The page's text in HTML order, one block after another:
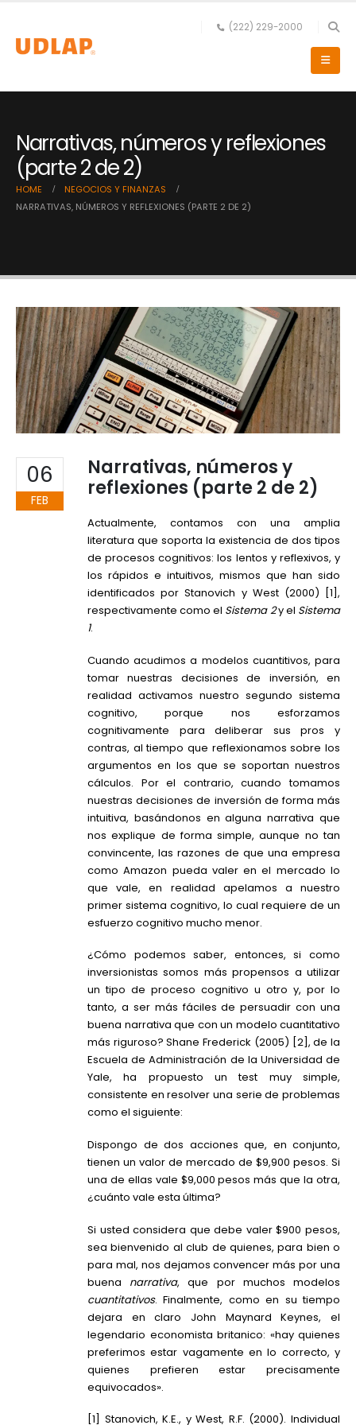
(222) 229-2000
Narrativas, números y reflexiones
(parte 2 de 2)
HOME
NEGOCIOS Y FINANZAS
NARRATIVAS, NÚMEROS Y REFLEXIONES (PARTE 2 DE 2)
06
FEB
Narrativas, números y
reflexiones (parte 2 de 2)
Actualmente, contamos con una amplia
literatura que soporta la existencia de dos tipos
de procesos cognitivos: los lentos y reflexivos, y
los rápidos e intuitivos, mismos que han sido
identificados por Stanovich y West (2000) [1],
respectivamente como el Sistema 2y el Sistema
1.
Cuando acudimos a modelos cuantitivos, para
tomar nuestras decisiones de inversión, en
realidad activamos nuestro segundo sistema
cognitivo, porque nos esforzamos
cognitivamente para deliberar sus pros y
contras, al tiempo que reflexionamos sobre los
argumentos en los que se soportan nuestros
cálculos. Por el contrario, cuando tomamos
nuestras decisiones de inversión de forma más
intuitiva, basándonos en alguna narrativa que
nos explique de forma simple, aunque no tan
convincente, las razones de que una empresa
como Amazon pueda valer en el mercado lo
que vale, en realidad apelamos a nuestro
primer sistema cognitivo, lo cual requiere de un
esfuerzo cognitivo mucho menor.
¿Cómo podemos saber, entonces, si como
inversionistas somos más propensos a utilizar
un tipo de proceso cognitivo u otro y, por lo
tanto, a ser más fáciles de persuadir con una
buena narrativa que con un modelo cuantitativo
más riguroso? Shane Frederick (2005) [2], de la
Escuela de Administración de la Universidad de
Yale, ha propuesto un test muy simple,
consistente en resolver una serie de problemas
como el siguiente:
Dispongo de dos acciones que, en conjunto,
tienen un valor de mercado de $9,900 pesos. Si
una de ellas vale $9,000 pesos más que la otra,
¿cuánto vale esta última?
Si usted considera que debe valer $900 pesos,
sea bienvenido al club de quienes, para bien o
para mal, nos dejamos convencer más por una
buena narrativa, que por muchos modelos
cuantitativos. Finalmente, como en su tiempo
dejara en claro John Maynard Keynes, el
legendario economista britanico: «hay quienes
preferimos estar vagamente en lo correcto, y
quienes prefieren estar precisamente
equivocados».
[1] Stanovich, K.E., y West, R.F. (2000). Individual